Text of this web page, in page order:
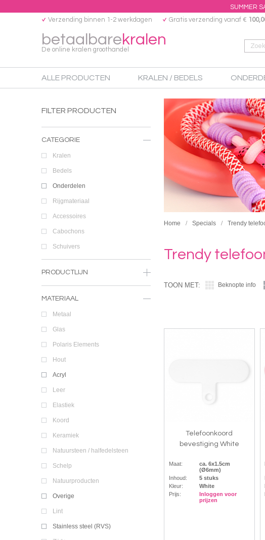
SUMMER
betaalbarekralen
De online kralen groothandel
Verzending binnen 1-2 werkdagen Gratis verzending vanaf €
ALLE PRODUCTEN KRALEN / BEDELS
FILTER PRODUCTEN
CATEGORIE
Kralen
Bedels
Onderdelen
Rijgmateriaal
Accessoires
Cabochons
Schuivers
PRODUCTLIJN
MATERIAAL
Metaal
Glas
Polaris Elements
Hout
Acryl
Leer
Elastiek
Koord
Keramiek
Natuursteen / halfedelsteen
Schelp
Natuurproducten
Overige
Lint
Stainless steel (RVS)
Home Specials Trendy
Trendy
TOON MET: Beknopte info
Telefoonkoord
bevestiging White
Maat:
ca. 6x1.5cm
(Ø6mm)
Inhoud:
5 stuks
Kleur:
White
Prijs:
Inloggen voor
prijzen